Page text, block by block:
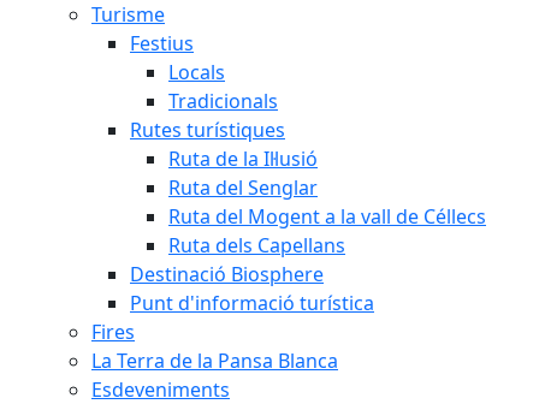
Turisme
Festius
Locals
Tradicionals
Rutes turístiques
Ruta de la Il·lusió
Ruta del Senglar
Ruta del Mogent a la vall de Céllecs
Ruta dels Capellans
Destinació Biosphere
Punt d'informació turística
Fires
La Terra de la Pansa Blanca
Esdeveniments